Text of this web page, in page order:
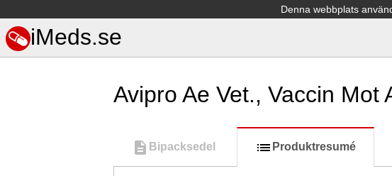
Denna webbplats
iMeds.se
Avipro Ae Vet., Vaccin Mot
Bipacksedel Produktresumé